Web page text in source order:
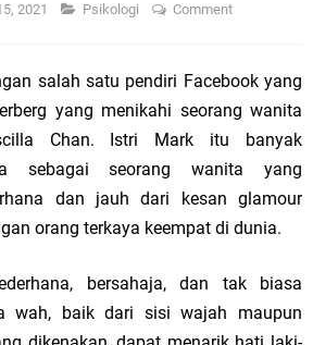
2021 Psikologi Comment
salah satu pendiri Facebook yang
yang menikahi seorang wanita
Chan. Istri Mark itu banyak
sebagai seorang wanita yang
dan jauh dari kesan glamour
orang terkaya keempat di dunia.
bersahaja, dan tak biasa
wah, baik dari sisi wajah maupun